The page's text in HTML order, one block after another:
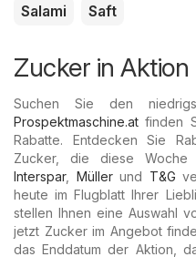
Salami
Saft
Zucker in Aktion
Suchen Sie den
Prospektmaschine.at finden
Rabatte. Entdecken Sie
Zucker, die diese
Interspar, Müllerund T&G
heute im Flugblatt Ihrer
stellen Ihnen eine Auswahl
jetzt Zucker im Angebot
das Enddatum der Aktion,